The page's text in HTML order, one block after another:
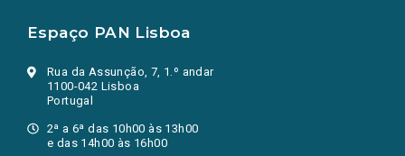
Espaço PAN Lisboa
Rua da Assunção, 7, 1.º andar
1100-042 Lisboa
Portugal
2ª a 6ª das 10h00 às 13h00
e das 14h00 às 16h00